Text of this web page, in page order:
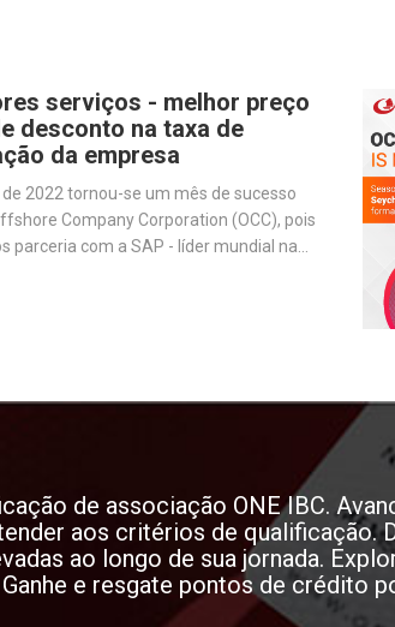
serviços - melhor preço
desconto na taxa de
da empresa
2022 tornou-se um mês de sucesso
Company Corporation (OCC), pois
parceria com a SAP - líder mundial na
de associação ONE IBC.
aos critérios de qualificação.
ao longo de sua jornada.
e resgate pontos de crédito